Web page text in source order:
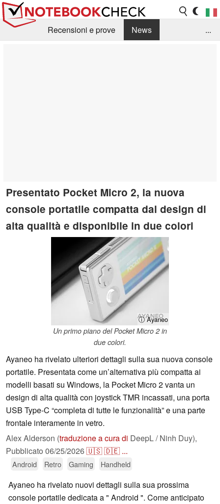
Recensioni e prove
News
...
Presentato Pocket Micro 2, la nuova
console portatile compatta dal design di
alta qualità e disponibile in due colori
ⓘ Ayaneo
Un primo piano del Pocket Micro 2 in
due colori.
Ayaneo ha rivelato ulteriori dettagli sulla sua nuova console
portatile. Presentata come un’alternativa più compatta ai
modelli basati su Windows, la Pocket Micro 2 vanta un
design di alta qualità con joystick TMR incassati, una porta
USB Type-C “completa di tutte le funzionalità” e una parte
frontale interamente in vetro.
Alex Alderson (traduzione a cura di DeepL / Ninh Duy),
Pubblicato 06/25/2026🇺🇸🇩🇪 ...
Android Retro Gaming Handheld
Ayaneo ha rivelato nuovi dettagli sulla sua prossima
console portatile dedicata a " Android ". Come anticipato